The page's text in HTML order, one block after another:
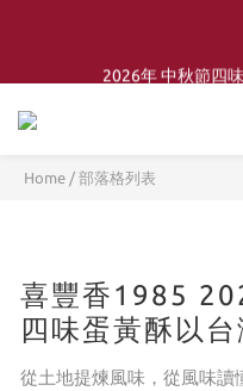
Home / 部落格列表
喜豐香1985
四味蛋黃酥以
味
從土地提煉風味，從風味讀